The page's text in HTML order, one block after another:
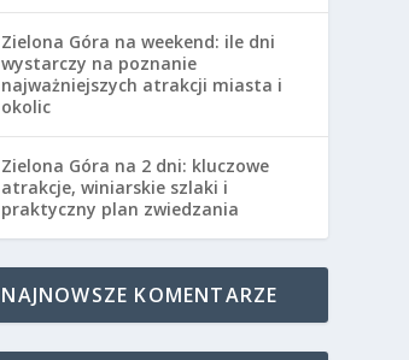
Zielona Góra na weekend: ile dni
wystarczy na poznanie
najważniejszych atrakcji miasta i
okolic
Zielona Góra na 2 dni: kluczowe
atrakcje, winiarskie szlaki i
praktyczny plan zwiedzania
NAJNOWSZE KOMENTARZE